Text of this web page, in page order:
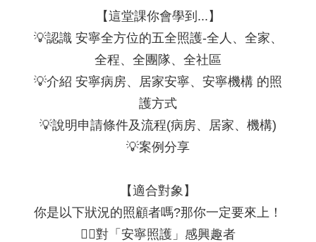
【這堂課你會學到...】
💡認識 安寧全方位的五全照護-全人、全家、
全程、全團隊、全社區
💡介紹 安寧病房、居家安寧、安寧機構 的照
護方式
💡說明申請條件及流程(病房、居家、機構)
💡案例分享
【適合對象】
你是以下狀況的照顧者嗎?那你一定要來上！
🙋‍♀️對「安寧照護」感興趣者